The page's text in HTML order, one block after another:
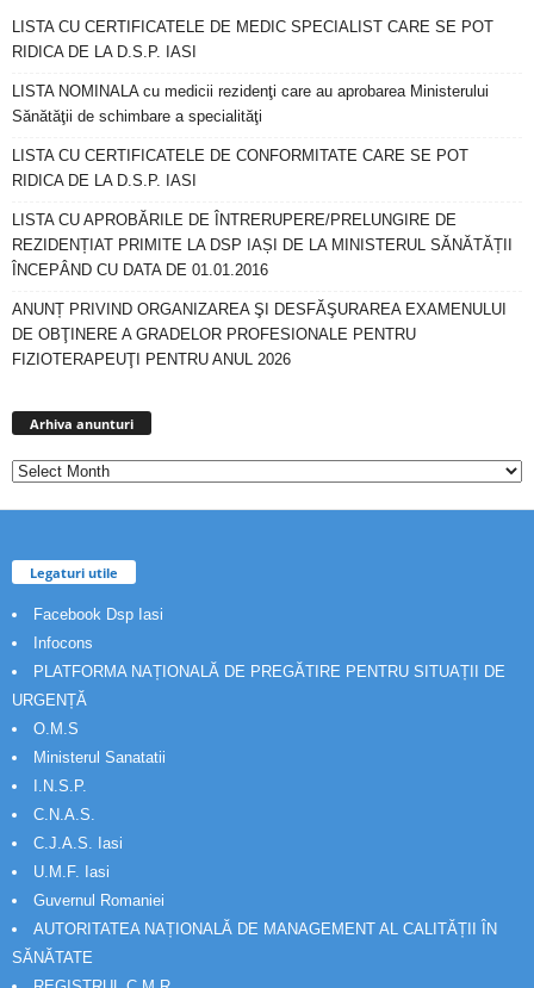
LISTA CU CERTIFICATELE DE MEDIC SPECIALIST CARE SE POT
RIDICA DE LA D.S.P. IASI
LISTA NOMINALA cu medicii rezidenţi care au aprobarea Ministerului
Sănătăţii de schimbare a specialităţi
LISTA CU CERTIFICATELE DE CONFORMITATE CARE SE POT
RIDICA DE LA D.S.P. IASI
LISTA CU APROBĂRILE DE ÎNTRERUPERE/PRELUNGIRE DE
REZIDENȚIAT PRIMITE LA DSP IAȘI DE LA MINISTERUL SĂNĂTĂȚII
ÎNCEPÂND CU DATA DE 01.01.2016
ANUNȚ PRIVIND ORGANIZAREA ŞI DESFĂŞURAREA EXAMENULUI
DE OBŢINERE A GRADELOR PROFESIONALE PENTRU
FIZIOTERAPEUŢI PENTRU ANUL 2026
Arhiva anunturi
Legaturi utile
Facebook Dsp Iasi
Infocons
PLATFORMA NAȚIONALĂ DE PREGĂTIRE PENTRU SITUAȚII DE
URGENȚĂ
O.M.S
Ministerul Sanatatii
I.N.S.P.
C.N.A.S.
C.J.A.S. Iasi
U.M.F. Iasi
Guvernul Romaniei
AUTORITATEA NAȚIONALĂ DE MANAGEMENT AL CALITĂȚII ÎN
SĂNĂTATE